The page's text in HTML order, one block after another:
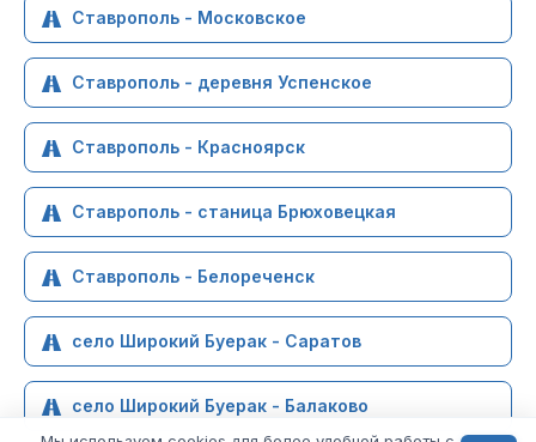
Ставрополь - Московское
Ставрополь - деревня Успенское
Ставрополь - Красноярск
Ставрополь - станица Брюховецкая
Ставрополь - Белореченск
село Широкий Буерак - Саратов
село Широкий Буерак - Балаково